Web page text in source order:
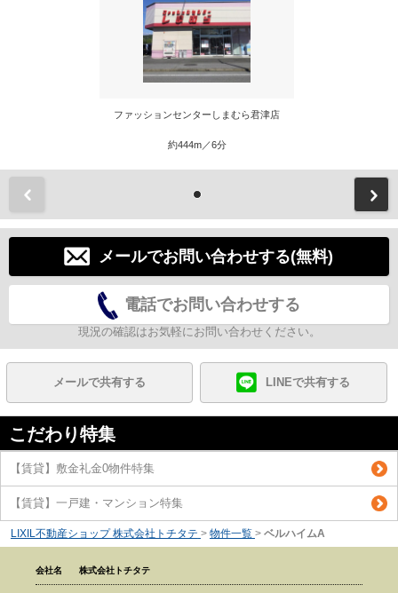
ファッションセンターしまむら君津店
約444m／6分
メールでお問い合わせする(無料)
電話でお問い合わせする
現況の確認はお気軽にお問い合わせください。
メールで共有する LINEで共有する
こだわり特集
【賃貸】敷金礼金0物件特集
【賃貸】一戸建・マンション特集
LIXIL不動産ショップ 株式会社トチタテ > 物件一覧 > ベルハイムA
会社名 株式会社トチタテ